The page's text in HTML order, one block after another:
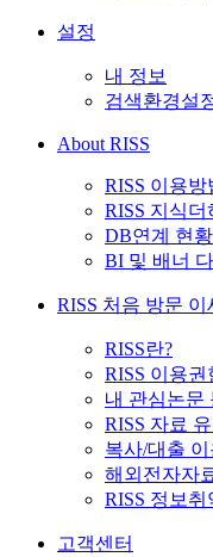
설정
내 정보
검색환경설
About RISS
RISS 이용방
RISS 지식더
DB연계 현황
BI 및 배너
RISS 처음 방문 이
RISS란?
RISS 이용권
내 관심논문
RISS 자료
복사/대출 이
해외전자자
RISS 정보
고객센터